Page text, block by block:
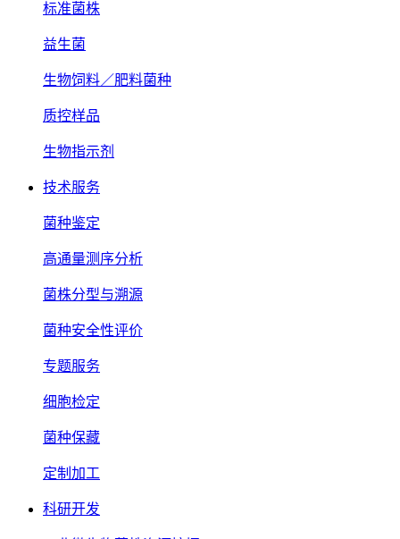
标准菌株
益生菌
生物饲料／肥料菌种
质控样品
生物指示剂
技术服务
菌种鉴定
高通量测序分析
菌株分型与溯源
菌种安全性评价
专题服务
细胞检定
菌种保藏
定制加工
科研开发